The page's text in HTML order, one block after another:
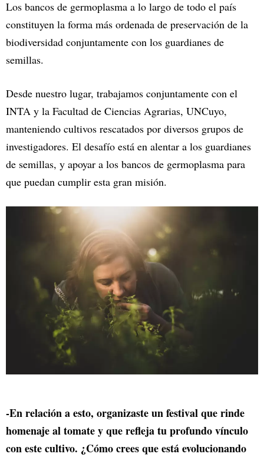
Los bancos de germoplasma a lo largo de todo el país
constituyen la forma más ordenada de preservación de la
biodiversidad conjuntamente con los guardianes de
semillas.
Desde nuestro lugar, trabajamos conjuntamente con el
INTA y la Facultad de Ciencias Agrarias, UNCuyo,
manteniendo cultivos rescatados por diversos grupos de
investigadores. El desafío está en alentar a los guardianes
de semillas, y apoyar a los bancos de germoplasma para
que puedan cumplir esta gran misión.
-En relación a esto, organizaste un festival que rinde
homenaje al tomate y que refleja tu profundo vínculo
con este cultivo. ¿Cómo crees que está evolucionando